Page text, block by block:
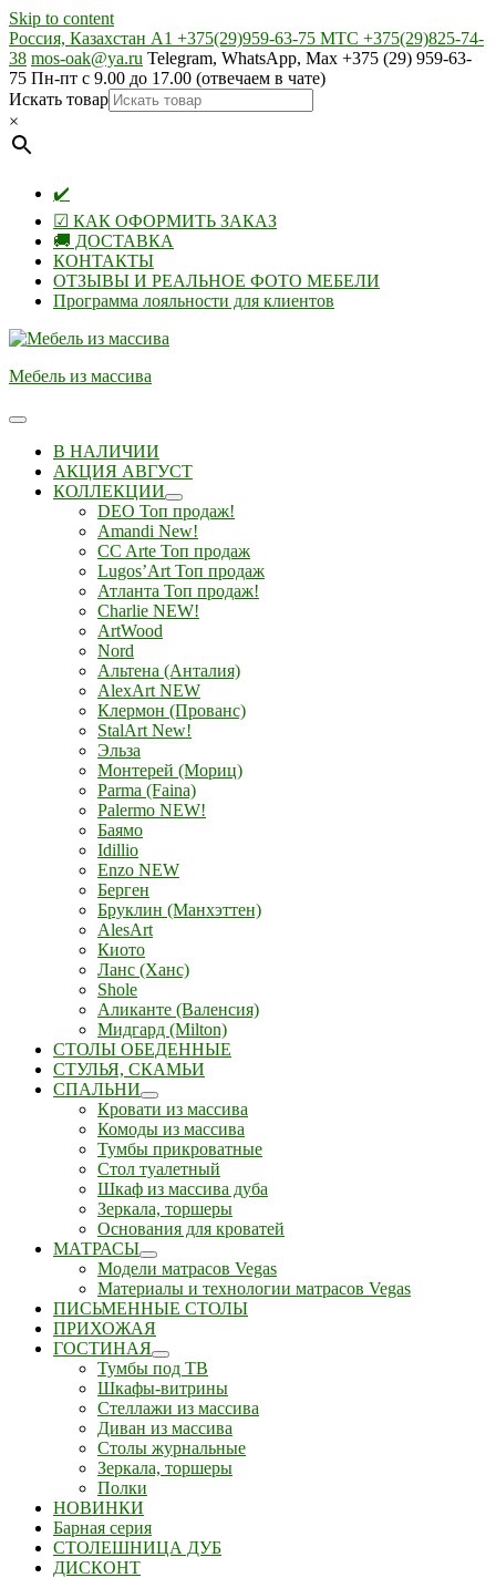
Skip to content
Россия, Казахстан А1 +375(29)959-63-75 МТС +375(29)825-74-
38 mos-oak@ya.ru Telegram, WhatsApp, Max +375 (29) 959-63-
75 Пн-пт с 9.00 до 17.00 (отвечаем в чате)
Искать товар
×
✔️
☑ КАК ОФОРМИТЬ ЗАКАЗ
🚚 ДОСТАВКА
КОНТАКТЫ
ОТЗЫВЫ И РЕАЛЬНОЕ ФОТО МЕБЕЛИ
Программа лояльности для клиентов
Мебель из массива
В НАЛИЧИИ
АКЦИЯ АВГУСТ
КОЛЛЕКЦИИ
DEO Топ продаж!
Amandi New!
CC Arte Топ продаж
Lugos’Art Топ продаж
Атланта Топ продаж!
Charlie NEW!
ArtWood
Nord
Альтена (Анталия)
AlexArt NEW
Клермон (Прованс)
StalArt New!
Эльза
Монтерей (Мориц)
Parma (Faina)
Palermo NEW!
Баямо
Idillio
Enzo NEW
Берген
Бруклин (Манхэттен)
AlesArt
Киото
Ланс (Ханс)
Shole
Аликанте (Валенсия)
Мидгард (Milton)
СТОЛЫ ОБЕДЕННЫЕ
СТУЛЬЯ, СКАМЬИ
СПАЛЬНИ
Кровати из массива
Комоды из массива
Тумбы прикроватные
Стол туалетный
Шкаф из массива дуба
Зеркала, торшеры
Основания для кроватей
МАТРАСЫ
Модели матрасов Vegas
Материалы и технологии матрасов Vegas
ПИСЬМЕННЫЕ СТОЛЫ
ПРИХОЖАЯ
ГОСТИНАЯ
Тумбы под ТВ
Шкафы-витрины
Стеллажи из массива
Диван из массива
Столы журнальные
Зеркала, торшеры
Полки
НОВИНКИ
Барная серия
СТОЛЕШНИЦА ДУБ
ДИСКОНТ